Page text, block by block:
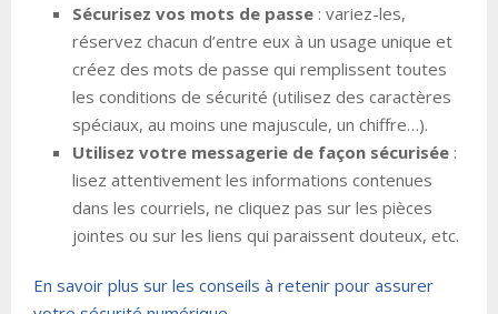
Sécurisez vos mots de passe : variez-les,
réservez chacun d’entre eux à un usage unique et
créez des mots de passe qui remplissent toutes
les conditions de sécurité (utilisez des caractères
spéciaux, au moins une majuscule, un chiffre…).
Utilisez votre messagerie de façon sécurisée :
lisez attentivement les informations contenues
dans les courriels, ne cliquez pas sur les pièces
jointes ou sur les liens qui paraissent douteux, etc.
En savoir plus sur les conseils à retenir pour assurer